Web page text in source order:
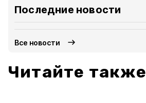
Последние новости
Все новости
Читайте также